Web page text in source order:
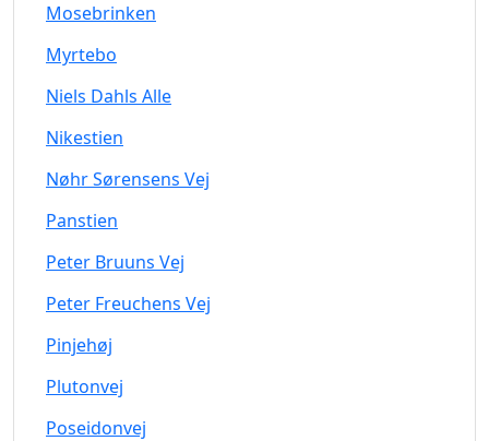
Mosebrinken
Myrtebo
Niels Dahls Alle
Nikestien
Nøhr Sørensens Vej
Panstien
Peter Bruuns Vej
Peter Freuchens Vej
Pinjehøj
Plutonvej
Poseidonvej